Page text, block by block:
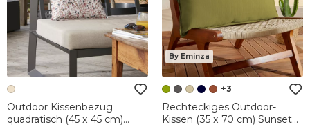
Outdoor Kissenbezug
quadratisch (45 x 45 cm)
By Eminza
+3
Rechteckiges Outdoor-
Kissen (35 x 70 cm) Sunset